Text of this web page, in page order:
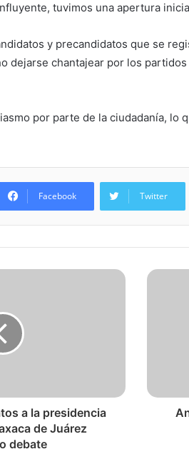
tuvimos una apertura
y precandidatos que se
dejarse chantajear por los
por parte de la ciudadanía, lo
Facebook Twitter
a la presidencia
de Juárez
debate